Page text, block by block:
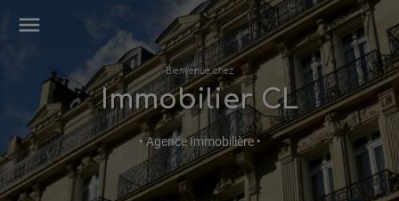
menu
Bienvenue chez
Immobilier CL
• Agence Immobilière •